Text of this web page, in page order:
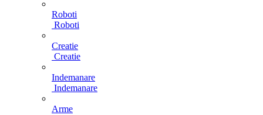
Roboti
Roboti
Creatie
Creatie
Indemanare
Indemanare
Arme